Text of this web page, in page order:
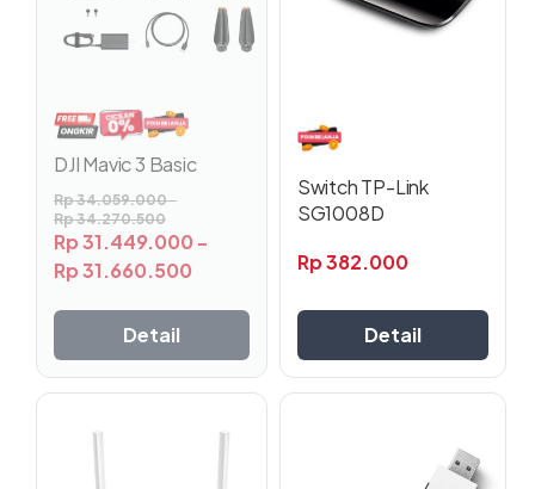
DJI Mavic 3 Basic
Rp34.059.000-
Rp34.270.500
Rp31.449.000 -
Rp31.660.500
Pilihan
ini
di
halaman
produk
Detail
Switch TP-Link
SG1008D
Rp382.000
Detail